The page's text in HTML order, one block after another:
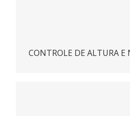
CONTROLE DE ALTURA E